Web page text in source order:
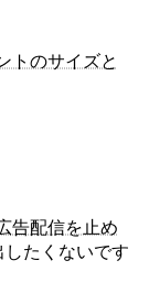
トのサイズと
告配信を止め
たくないです